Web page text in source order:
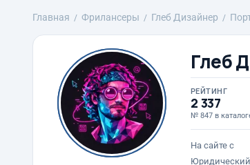
Главная Фрилансеры Глеб Дизайнер
Глеб
РЕЙТИНГ
2 337
№ 847 в
На сайте с
Юридический